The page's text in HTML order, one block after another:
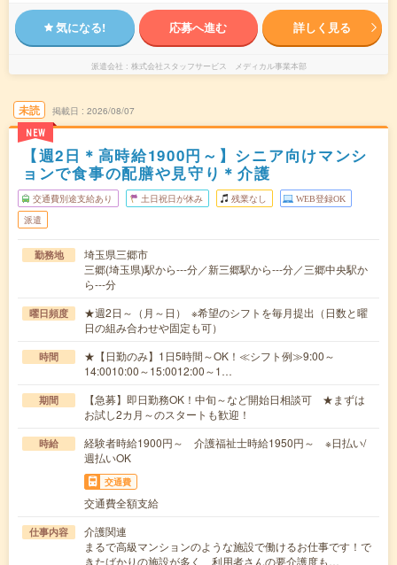
気になる! 応募へ進む 詳しく見る
派遣会社 株式会社スタッフサービス メディカル事業本部
未読
NEW
掲載日 2026/08/07
【週2日＊高時給1900円～】シニア向けマンシ
ョンで食事の配膳や見守り＊介護
交通費別途支給あり 土日祝日が休み 残業なし WEB登録OK
派遣
勤務地
埼玉県三郷市
三郷(埼玉県)駅から---分／新三郷駅から---分／三郷中央駅か
ら---分
曜日頻度
★週2日～（月～日） ※希望のシフトを毎月提出（日数と曜
日の組み合わせや固定も可）
時間
★【日勤のみ】1日5時間～OK！≪シフト例≫9:00～
14:0010:00～15:0012:00～1…
期間
【急募】即日勤務OK！中旬～など開始日相談可 ★まずは
お試し2カ月～のスタートも歓迎！
時給
経験者時給1900円～ 介護福祉士時給1950円～ ※日払い/
週払いOK
交通費
交通費全額支給
仕事内容
介護関連
まるで高級マンションのような施設で働けるお仕事です！で
きたばかりの施設が多く、利用者さんの要介護度も…